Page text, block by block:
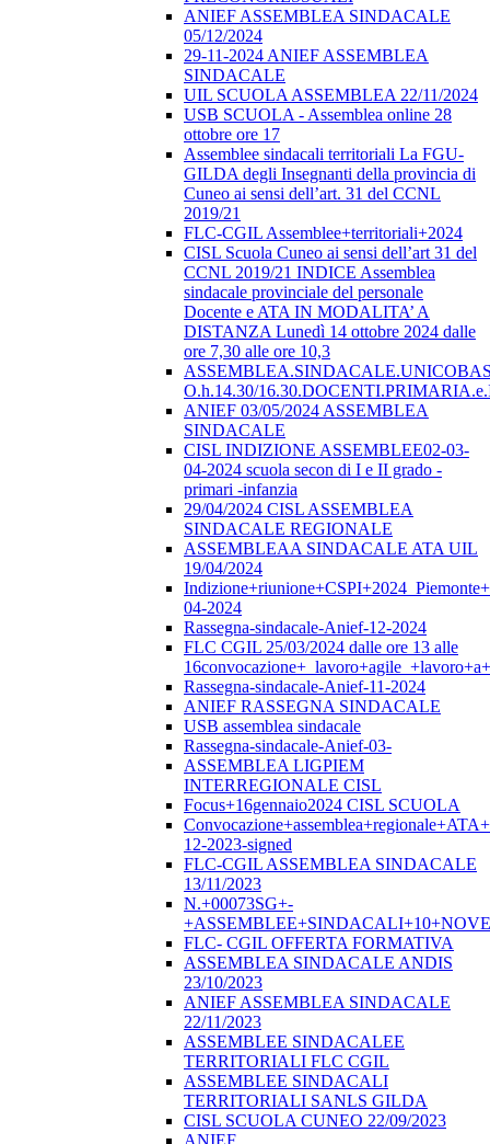
ANIEF ASSEMBLEA SINDACALE
05/12/2024
29-11-2024 ANIEF ASSEMBLEA
SINDACALE
UIL SCUOLA ASSEMBLEA 22/11/2024
USB SCUOLA - Assemblea online 28
ottobre ore 17
Assemblee sindacali territoriali La FGU-
GILDA degli Insegnanti della provincia di
Cuneo ai sensi dell’art. 31 del CCNL
2019/21
FLC-CGIL Assemblee+territoriali+2024
CISL Scuola Cuneo ai sensi dell’art 31 del
CCNL 2019/21 INDICE Assemblea
sindacale provinciale del personale
Docente e ATA IN MODALITA’ A
DISTANZA Lunedì 14 ottobre 2024 dalle
ore 7,30 alle ore 10,3
O.h.14.30/
ANIEF 03/05/2024 ASSEMBLEA
SINDACALE
CISL INDIZIONE ASSEMBLEE02-03-
04-2024 scuola secon di I e II grado -
primari -infanzia
29/04/2024 CISL ASSEMBLEA
SINDACALE REGIONALE
ASSEMBLEAA SINDACALE ATA UIL
19/04/2024
04-2024
Rassegna-sindacale-Anief-12-2024
FLC CGIL 25/03/2024 dalle ore 13 alle
Rassegna-sindacale-Anief-11-2024
ANIEF RASSEGNA SINDACALE
USB assemblea sindacale
Rassegna-sindacale-Anief-03-
ASSEMBLEA LIGPIEM
INTERREGIONALE CISL
Focus+16gennaio2024 CISL SCUOLA
12-2023-signed
FLC-CGIL ASSEMBLEA SINDACALE
13/11/2023
N.+00073SG+-
FLC- CGIL OFFERTA FORMATIVA
ASSEMBLEA SINDACALE ANDIS
23/10/2023
ANIEF ASSEMBLEA SINDACALE
22/11/2023
ASSEMBLEE SINDACALEE
TERRITORIALI FLC CGIL
ASSEMBLEE SINDACALI
TERRITORIALI SANLS GILDA
CISL SCUOLA CUNEO 22/09/2023